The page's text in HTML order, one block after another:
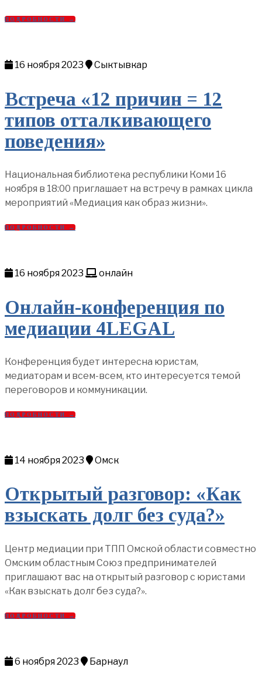
ПОДРОБНОСТИ →
16 ноября 2023 Сыктывкар
Встреча «12 причин = 12
типов отталкивающего
поведения»
Национальная библиотека республики Коми 16
ноября в 18:00 приглашает на встречу в рамках цикла
мероприятий «Медиация как образ жизни».
ПОДРОБНОСТИ →
16 ноября 2023 онлайн
Онлайн-конференция по
медиации 4LEGAL
Конференция будет интересна юристам,
медиаторам и всем-всем, кто интересуется темой
переговоров и коммуникации.
ПОДРОБНОСТИ →
14 ноября 2023 Омск
Открытый разговор: «Как
взыскать долг без суда?»
Центр медиации при ТПП Омской области совместно
Омским областным Союз предпринимателей
приглашают вас на открытый разговор с юристами
«Как взыскать долг без суда?».
ПОДРОБНОСТИ →
6 ноября 2023 Барнаул